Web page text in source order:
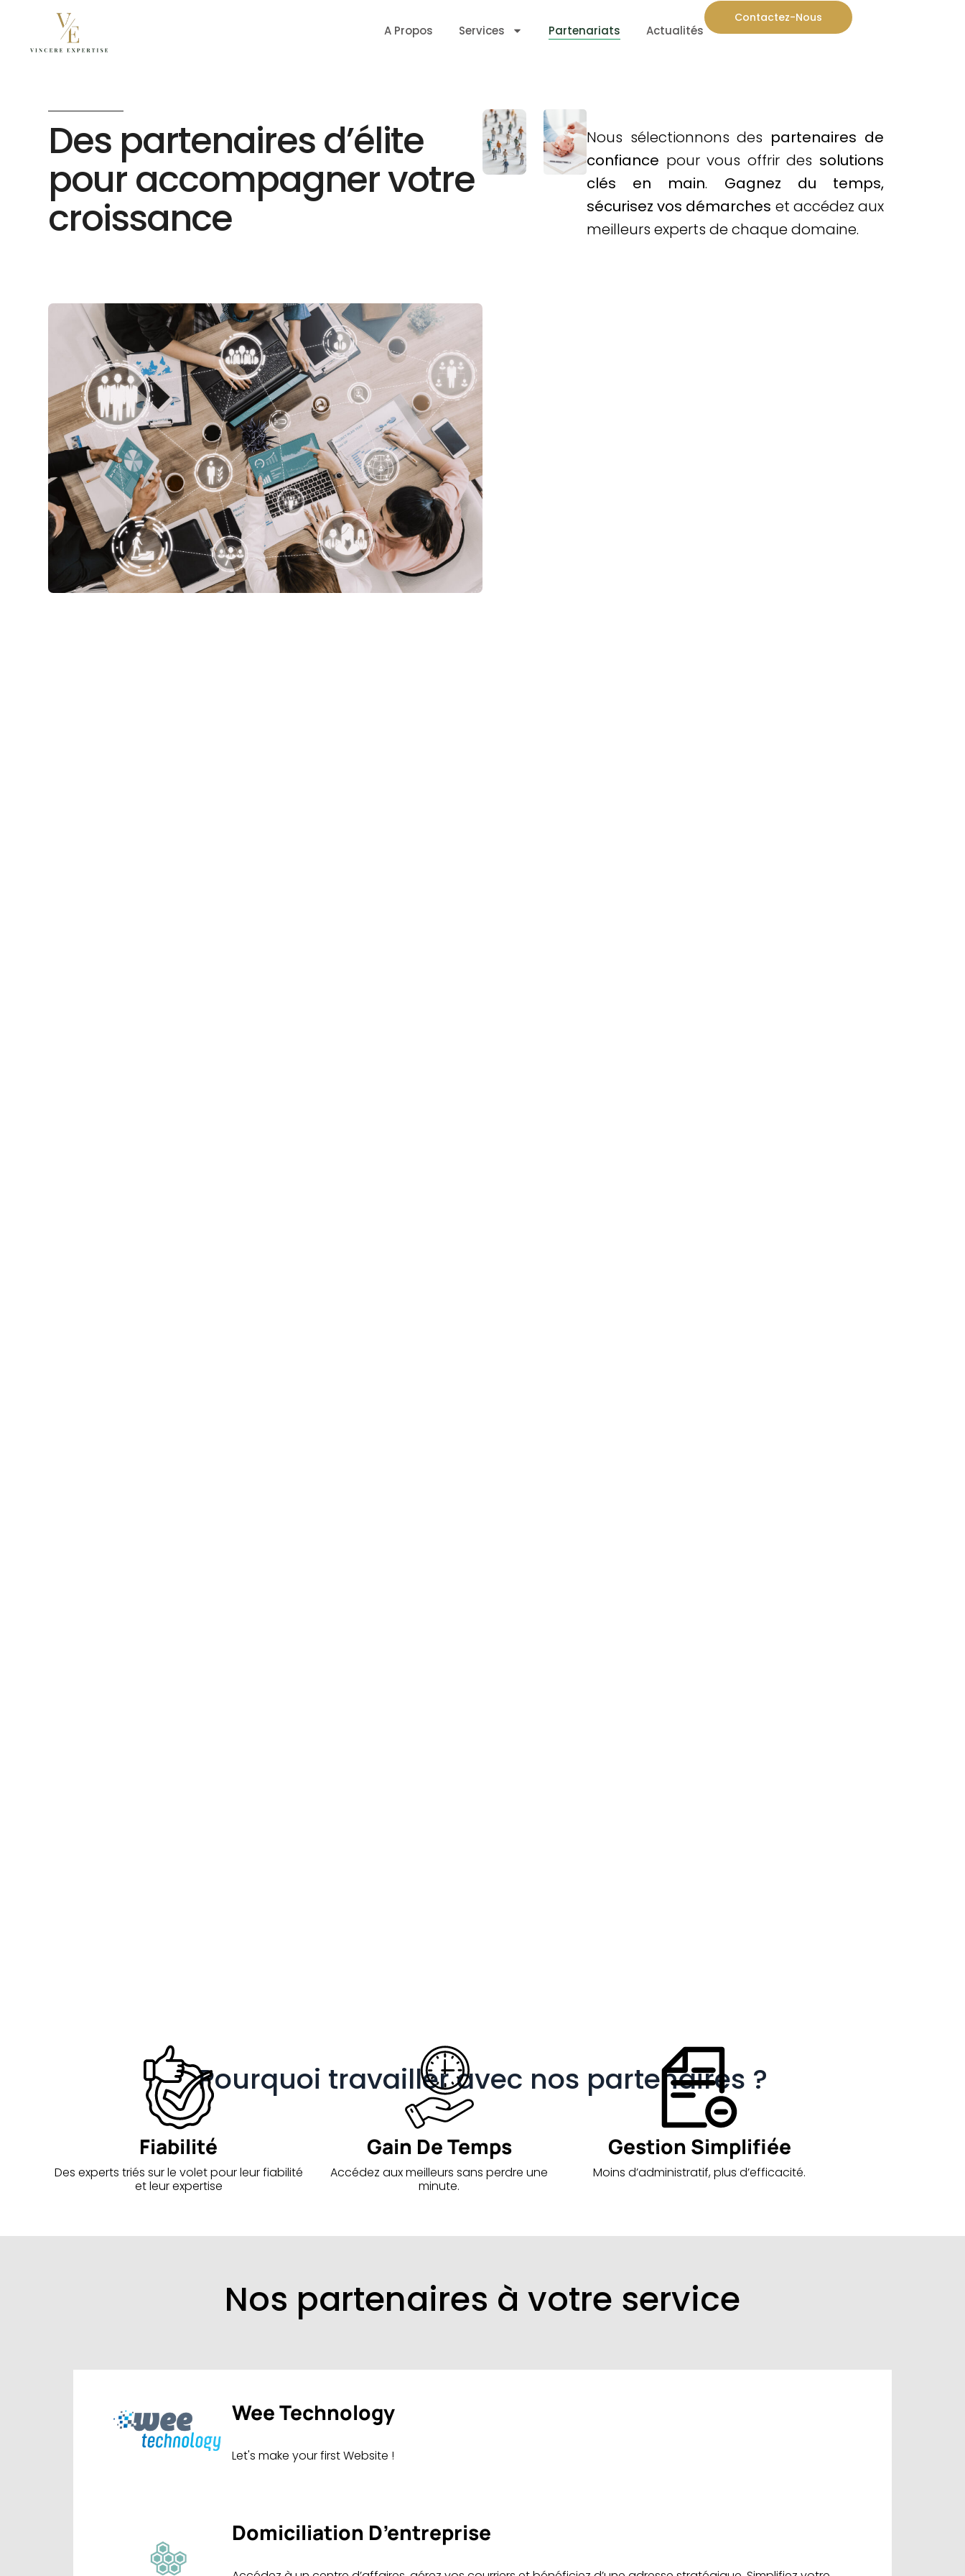
A Propos Services Partenariats Actualités
Contactez-Nous
Des partenaires d’élite
pour accompagner votre
croissance
Nous sélectionnons des partenaires de
confiance pour vous offrir des solutions
clés en main. Gagnez du temps,
sécurisez vos démarches et accédez aux
meilleurs experts de chaque domaine.
Pourquoi travailler avec nos partenaires ?
Fiabilité
Des experts triés sur le volet pour leur fiabilité
et leur expertise
Gain De Temps
Accédez aux meilleurs sans perdre une
minute.
Gestion Simplifiée
Moins d’administratif, plus d’efficacité.
Nos partenaires à votre service
Wee Technology
Let's make your first Website !
Domiciliation D’entreprise